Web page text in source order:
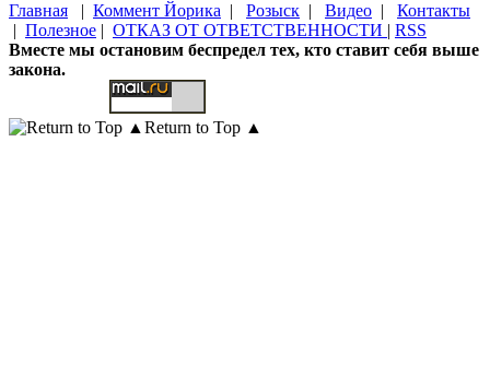
Главная | Коммент Йорика | Розыск | Видео | Контакты
| Полезное | ОТКАЗ ОТ ОТВЕТСТВЕННОСТИ | RSS
Вместе мы остановим беспредел тех, кто ставит себя выше
закона.
Return to Top ▲